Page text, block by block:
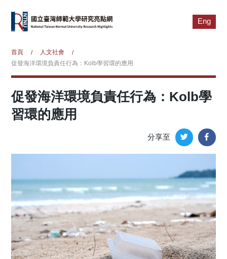
Eng
首頁 / 人文社會
/
促發海洋環境負責任行為：Kolb學習環的應用
促發海洋環境負責任行為：Kolb學
習環的應用
分享至